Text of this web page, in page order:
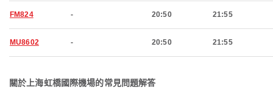
FM824 - 20:50 21:55
MU8602 - 20:50 21:55
關於上海虹橋國際機場的常見問題解答